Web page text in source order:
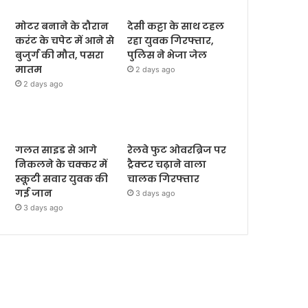
मोटर बनाने के दौरान
करंट के चपेट में आने से
बुजुर्ग की मौत, पसरा
मातम
2 days ago
देसी कट्टा के साथ टहल
रहा युवक गिरफ्तार,
पुलिस ने भेजा जेल
2 days ago
गलत साइड से आगे
निकलने के चक्कर में
स्कूटी सवार युवक की
गई जान
3 days ago
रेलवे फुट ओवरब्रिज पर
ट्रैक्टर चढ़ाने वाला
चालक गिरफ्तार
3 days ago